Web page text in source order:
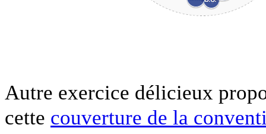
Autre exercice délicieux
cette couverture de la